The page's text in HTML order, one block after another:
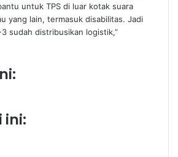
untuk TPS di luar kotak suara
yang lain, termasuk disabilitas. Jadi
sudah distribusikan logistik,”
ini: